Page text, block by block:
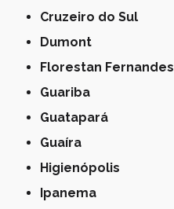
Cruzeiro do Sul
Dumont
Florestan Fernandes
Guariba
Guatapará
Guaíra
Higienópolis
Ipanema